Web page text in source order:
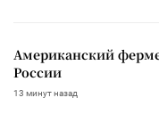
Американский
России
13 минут назад